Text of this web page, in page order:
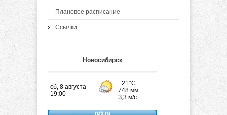
Плановое расписание
Ссылки
Новосибирск